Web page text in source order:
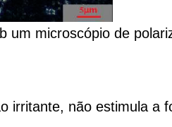
um microscópio de
irritante, não estimula a